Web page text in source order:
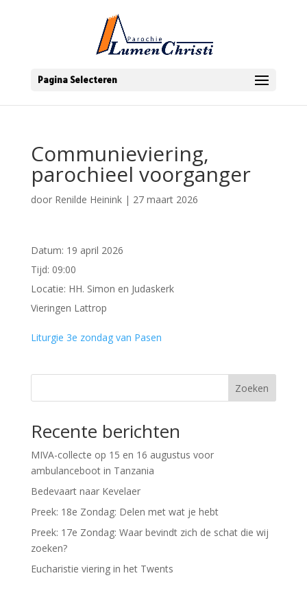
Pagina Selecteren
Communieviering,
parochieel voorganger
door Renilde Heinink| 27 maart 2026
Datum: 19 april 2026
Tijd: 09:00
Locatie: HH. Simon en Judaskerk
Vieringen Lattrop
Liturgie 3e zondag van Pasen
Zoeken
Recente berichten
MIVA-collecte op 15 en 16 augustus voor
ambulanceboot in Tanzania
Bedevaart naar Kevelaer
Preek: 18e Zondag: Delen met wat je hebt
Preek: 17e Zondag: Waar bevindt zich de schat die wij
zoeken?
Eucharistie viering in het Twents